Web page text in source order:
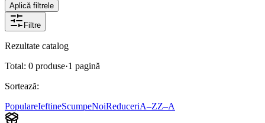
Aplică filtrele
Filtre
Rezultate catalog
Total: 0 produse·1 pagină
Sortează:
PopulareIeftineScumpeNoiReduceriA–ZZ–A